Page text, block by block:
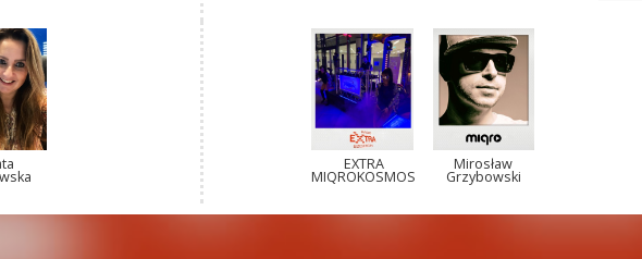
EXTRA
MIQROKOSMOS
Mirosław
Grzybowski